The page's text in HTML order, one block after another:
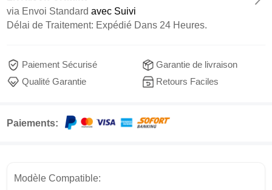
via Envoi Standard avec Suivi
Délai de Traitement: Expédié Dans 24 Heures.
Paiement Sécurisé
Garantie de livraison
Qualité Garantie
Retours Faciles
Paiements:
Modèle Compatible: